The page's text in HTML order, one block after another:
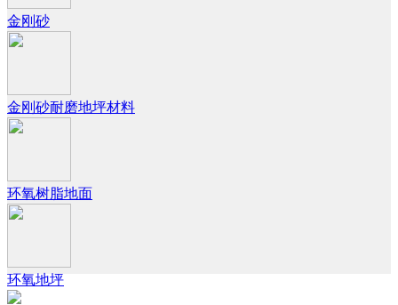
金刚砂
金刚砂耐磨地坪材料
环氧树脂地面
环氧地坪